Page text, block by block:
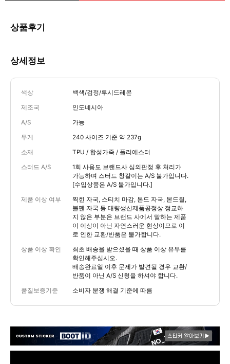
상품후기
상세정보
색상 백색/검정/루시드레몬
제조국 인도네시아
A/S 가능
무게 240 사이즈 기준 약 237g
소재 TPU / 합성가죽 / 폴리에스터
스터드 A/S
1회 사용도 브랜드사 심의판정 후 처리가
가능하며 스터드 창갈이는 A/S 불가입니다.
[수입상품은 A/S 불가입니다.]
제품 이상 여부
찍힌 자국, 스티치 마감, 본드 자국, 본드칠,
볼펜 자국 등 대량생산제품공정상 정교하
지 않은 부분은 브랜드 사에서 말하는 제품
이 이상이 아닌 자연스러운 현상이므로 이
로 인한 교환/반품은 불가합니다.
상품 이상 확인
최초 배송을 받으셨을 때 상품 이상 유무를
확인해주십시오.
배송완료일 이후 문제가 발견될 경우 교환/
반품이 아닌 A/S 신청을 하셔야 합니다.
품질보증기준 소비자 분쟁 해결 기준에 따름